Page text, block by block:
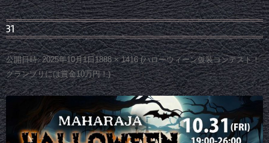
31
公開日時: 2025年10月1日1888 × 1416(ハローウィーン仮装コンテスト！
グランプリには賞金10万円！)